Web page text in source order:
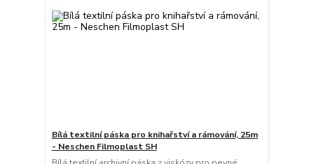
Bílá textilní páska pro knihařství a rámování, 25m
- Neschen Filmoplast SH